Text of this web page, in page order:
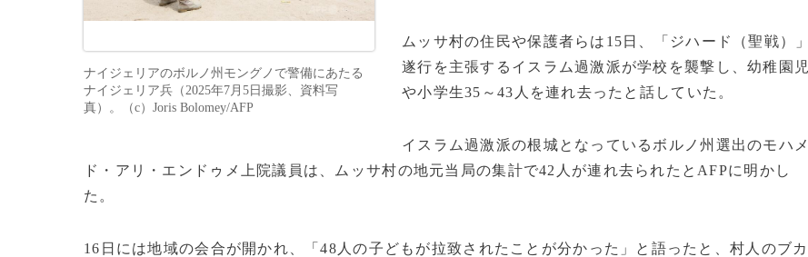
ナイジェリアのボルノ州モングノで警備にあたる
ナイジェリア兵（2025年7月5日撮影、資料写
真）。（c）Joris Bolomey/AFP
ムッサ村の住民や保護者らは15日、「ジハード（聖戦）」
遂行を主張するイスラム過激派が学校を襲撃し、幼稚園児
や小学生35～43人を連れ去ったと話していた。
イスラム過激派の根城となっているボルノ州選出のモハメ
ド・アリ・エンドゥメ上院議員は、ムッサ村の地元当局の集計で42人が連れ去られたとAFPに明かし
た。
16日には地域の会合が開かれ、「48人の子どもが拉致されたことが分かった」と語ったと、村人のブカ